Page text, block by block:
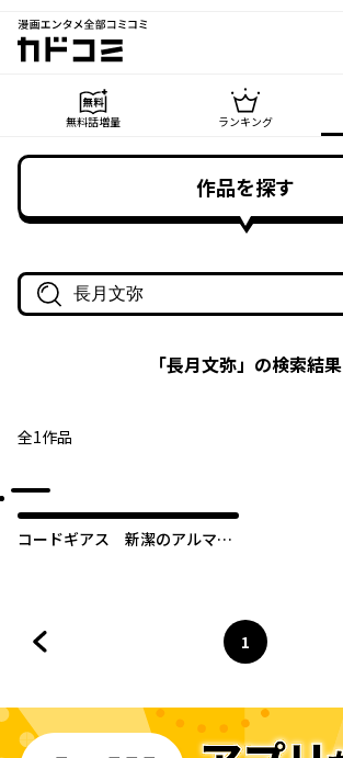
漫画エンタメ全部コミコミ
カドコミ
無料話増量 ランキング
作品を探す
作品名・作家名で探す
「長月文弥」の検索結果
全1作品
コードギアス 新潔のアルマリ
ページ
1
へ